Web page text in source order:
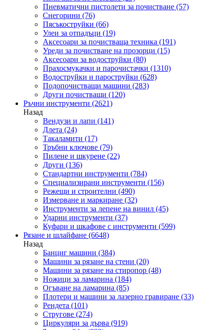
Пневматични пистолети за почистване (57)
Снегорини (76)
Пясъкоструйки (66)
Улеи за отпадъци (19)
Аксесоари за почистваща техника (191)
Уреди за почистване на прозорци (15)
Аксесоари за водоструйки (80)
Прахосмукачки и парочистачки (1310)
Водоструйки и пароструйки (628)
Подопочистващи машини (283)
Други почистващи (120)
Ръчни инструменти (2621)
Назад
Вендузи и лапи (141)
Длета (24)
Такаламити (17)
Тръбни ключове (79)
Пилене и шкурене (22)
Други (136)
Стандартни инструменти (784)
Специализирани инструменти (156)
Режещи и строителни (490)
Измерване и маркиране (32)
Инструменти за лепене на винил (45)
Ударни инструменти (37)
Куфари и шкафове с инструменти (599)
Рязане и шлайфане (6648)
Назад
Банциг машини (384)
Машини за рязане на стени (20)
Машини за рязане на стиропор (48)
Ножици за ламарина (184)
Огъване на ламарина (85)
Плотери и машини за лазерно гравиране (33)
Рендета (101)
Стругове (274)
Циркуляри за дърва (919)